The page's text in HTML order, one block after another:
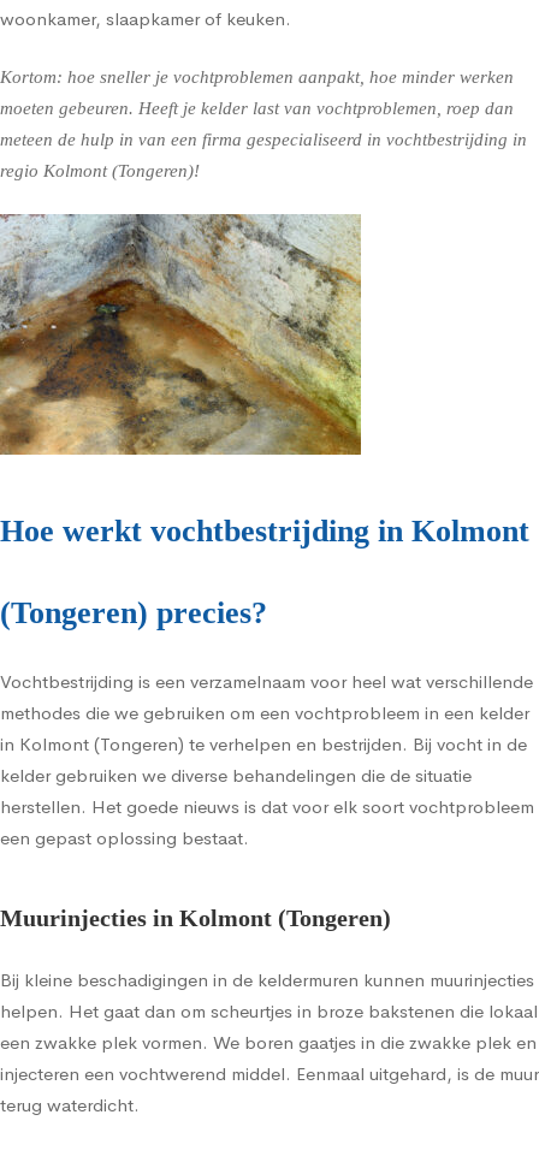
woonkamer, slaapkamer of keuken.
Kortom: hoe sneller je vochtproblemen aanpakt, hoe minder werken
moeten gebeuren. Heeft je kelder last van vochtproblemen, roep dan
meteen de hulp in van een firma gespecialiseerd in vochtbestrijding in
regio Kolmont (Tongeren)!
Hoe werkt vochtbestrijding in Kolmont
(Tongeren) precies?
Vochtbestrijding is een verzamelnaam voor heel wat verschillende
methodes die we gebruiken om een vochtprobleem in een kelder
in Kolmont (Tongeren) te verhelpen en bestrijden. Bij vocht in de
kelder gebruiken we diverse behandelingen die de situatie
herstellen. Het goede nieuws is dat voor elk soort vochtprobleem
een gepast oplossing bestaat.
Muurinjecties in Kolmont (Tongeren)
Bij kleine beschadigingen in de keldermuren kunnen muurinjecties
helpen. Het gaat dan om scheurtjes in broze bakstenen die lokaal
een zwakke plek vormen. We boren gaatjes in die zwakke plek en
injecteren een vochtwerend middel. Eenmaal uitgehard, is de muur
terug waterdicht.